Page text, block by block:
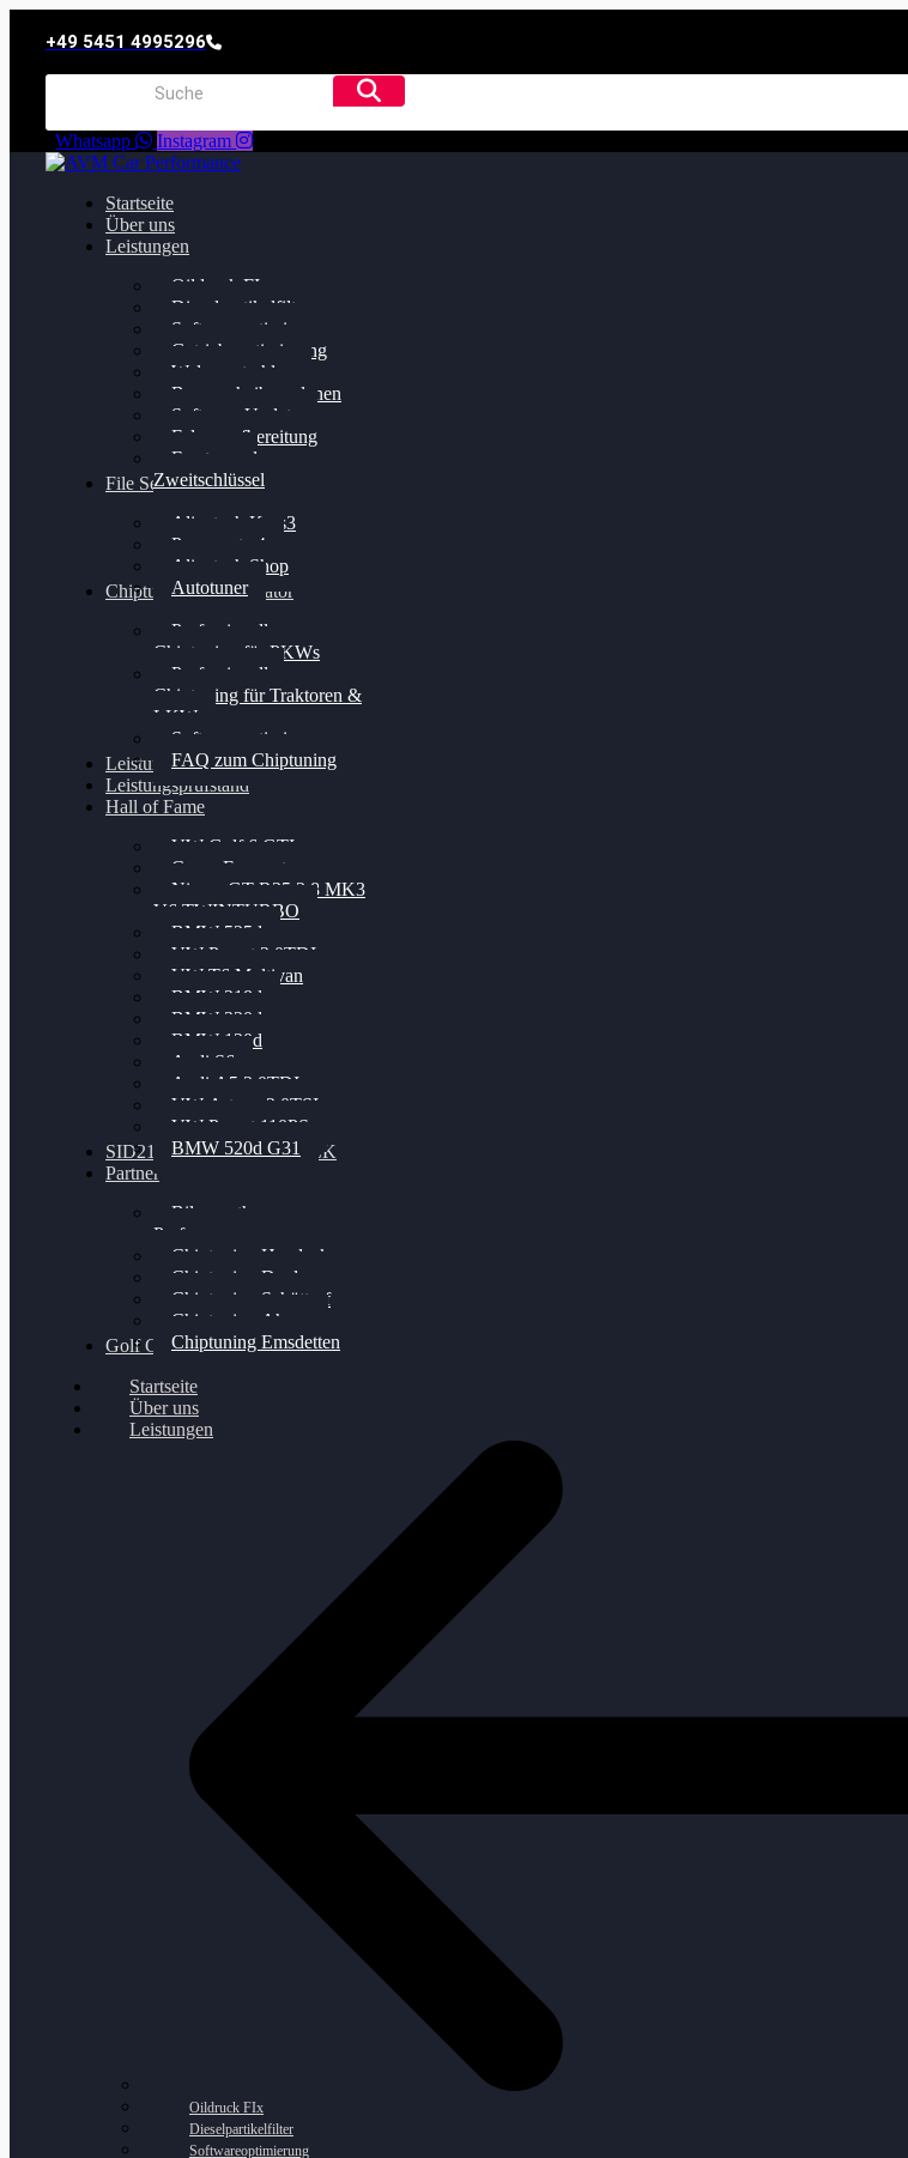
+49 5451 4995296
Whatsapp Instagram
Startseite
Über uns
Leistungen
Oildruck FIx
Dieselpartikelfilter
Softwareoptimierung
Getriebeoptimierung
Walnussstrahlen
Bremsscheiben planen
Software Update
Felgenaufbereitung
Ersatz- und
Zweitschlüssel
File Service
Alientech Kess3
Powergate 4
Alientech Shop
Autotuner
Chiptuning Konfigurator
Professionelles
Chiptuning für PKWs
Professionelles
Chiptuning für Traktoren &
LKW
Softwareoptimierung
FAQ zum Chiptuning
Leistungsmessung
Leistungsprüfstand
Hall of Fame
VW Golf 6 GTI
Cupra Formentor
Nissan GT-R35 3.8 MK3
V6 TWINTURBO
BMW 525d
VW Passat 2.0TDI
VW T6 Multivan
BMW 318d
BMW 320d
BMW 120d
Audi S6
Audi A5 3.0TDI
VW Arteon 2.0TSI
VW Passat 110PS
BMW 520d G31
SID212 / 212EVO UNLOCK
Partner
Bilgenroth
Performance
Chiptuning Herzlacke
Chiptuning Duelmen
Chiptuning Schüttorf
Chiptuning Ahaus
Chiptuning Emsdetten
Golf Gewinnspiel
Startseite
Über uns
Leistungen
Oildruck FIx
Dieselpartikelfilter
Softwareoptimierung